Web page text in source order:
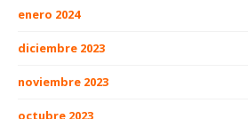
enero 2024
diciembre 2023
noviembre 2023
octubre 2023